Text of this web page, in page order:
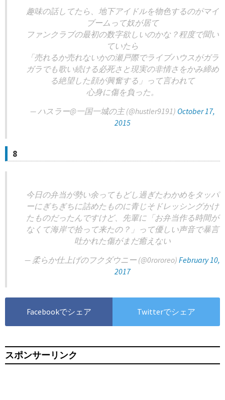
趣味の話してたら、地下アイドルを物色するのがマイ
ブームって奴が居て
ファンクラブの最初の数字欲しいのかな？程度で聞い
ていたら
「売れるか売れないかの瀬戸際でライブハウスがガラ
ガラでも歌い続ける必死さと現実の非情さをかみ締め
る絶望した顔が興奮する」って言われて
心身に傷を負った。
— ハスラー@一国一城の主 (@hustler9191) October 17,
2015
8
今日の弁当が勢い余ってもどし過ぎたわかめをタッパ
ーにぎちぎちに詰めたものに青じそドレッシングかけ
たものだったんですけど、先輩に「お弁当作る時間が
なくて海岸で拾って来たの？」って優しい声音で暴言
吐かれた傷がまだ癒えない
— 柔らか仕上げのフクダウニー (@0rororeo) February 10,
2017
Facebookでシェア Twitterでシェア
スポンサーリンク